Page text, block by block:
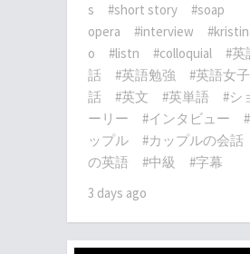
s
#short story
#soap
opera
#interview
o
#listn #colloquial #英
話
#英語勉強 #英語女子
話
#英文 #英単語
#シ
ーリー
#インタビュー
ップル
#カップルの会話
の英語
#中級
#字幕
3 days ago